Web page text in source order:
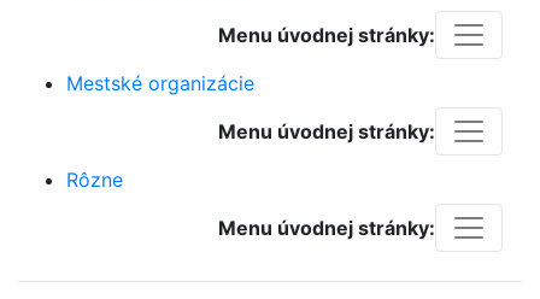
Menu úvodnej stránky:
Mestské organizácie
Menu úvodnej stránky:
Rôzne
Menu úvodnej stránky: